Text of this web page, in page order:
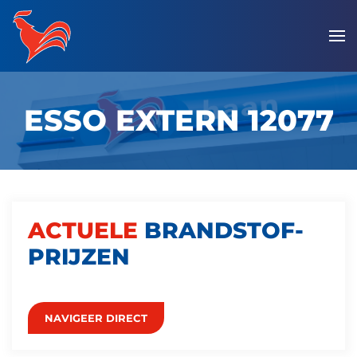
Overslaan
en
naar
inhoud
gaan
ESSO EXTERN 12077
ACTUELE BRANDSTOF­
PRIJZEN
NAVIGEER DIRECT